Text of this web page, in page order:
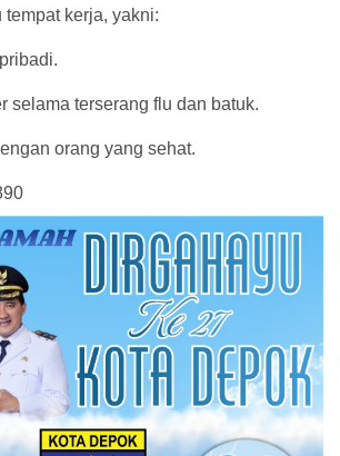
kerja, yakni:
selama terserang flu dan batuk.
orang yang sehat.